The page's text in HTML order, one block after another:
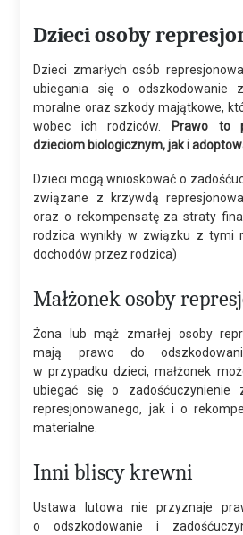
Dzieci osoby
Dzieci zmarłych osób
ubiegania się o odszkodowanie
moralne oraz szkody majątkowe,
wobec ich rodziców.
Prawo to
dzieciom biologicznym, jak i
Dzieci mogą wnioskować o
związane z krzywdą
oraz o rekompensatę za straty
rodzica wynikły w związku z tymi
dochodów przez rodzica)
Małżonek osoby
Żona lub mąż zmarłej osoby
mają prawo do
w przypadku dzieci, małżonek
ubiegać się o zadośćuczynienie
represjonowanego, jak i o
materialne.
Inni bliscy krewni
Ustawa lutowa nie przyznaje
o odszkodowanie i